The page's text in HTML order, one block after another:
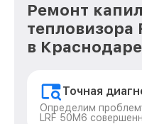
Ремонт
тепловизора
в Краснодаре
Точная
Определим
LRF 50M6